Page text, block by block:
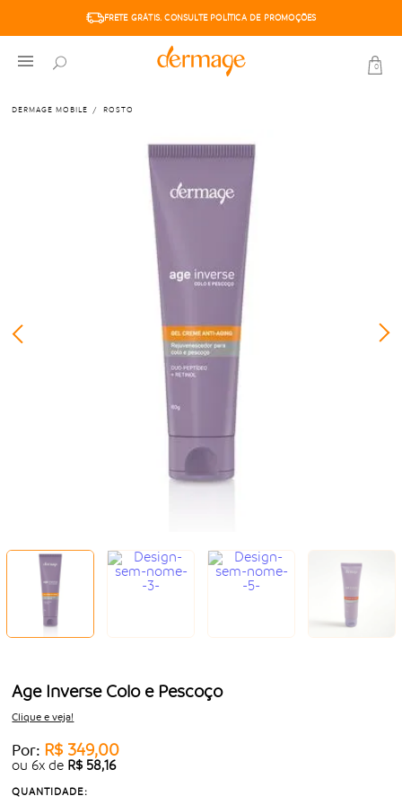
6X SEM JUROS. PARCELA MÍNIMA R$50,00
0
DERMAGE MOBILE ROSTO
Age Inverse Colo e Pescoço
Clique e veja!
Por: R$ 349,00
ou 6x de R$ 58,16
QUANTIDADE: